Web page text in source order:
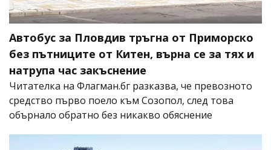
Автобус за Пловдив тръгна от Приморско
без пътниците от Китен, върна се за тях и
натрупа час закъснение
Читателка на Флагман.бг разказва, че превозното
средство първо поело към Созопол, след това
обърнало обратно без никакво обяснение